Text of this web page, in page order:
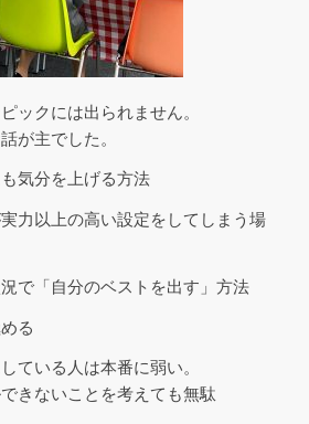
ックには出られません。
が主でした。
気分を上げる方法
力以上の高い設定をしてしまう場
で「自分のベストを出す」方法
る
ている人は本番に弱い。
きないことを考えても無駄